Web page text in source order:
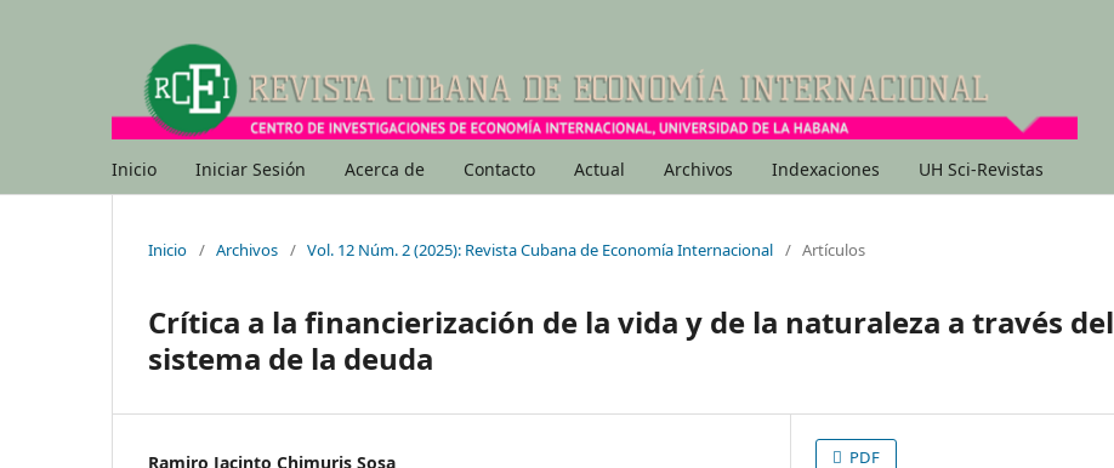
Inicio Iniciar Sesión Acerca de Contacto Actual Archivos Indexaciones UH Sci-Revistas
Inicio / Archivos / Vol. 12 Núm. 2 (2025): Revista Cubana de Economía Internacional / Artículos
Crítica a la financierización de la vida y de la naturaleza a través del
sistema de la deuda
Ramiro Jacinto Chimuris Sosa PDF